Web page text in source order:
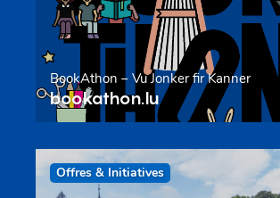
BookAthon – Vu Jonker fir Kanner
bookathon.lu
Offres & Initiatives